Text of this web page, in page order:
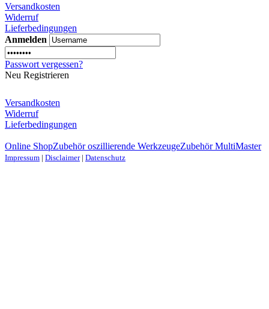
Versandkosten
Widerruf
Lieferbedingungen
Anmelden
Passwort vergessen?
Neu Registrieren
Versandkosten
Widerruf
Lieferbedingungen
Online ShopZubehör oszillierende WerkzeugeZubehör MultiMaster
Impressum | Disclaimer| Datenschutz